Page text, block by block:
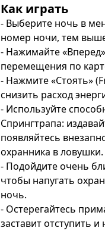
Как играть
- Выберите ночь в
номер ночи, тем
- Нажимайте
перемещения по
- Нажмите «Стоять»
снизить расход
- Используйте
Спрингтрапа:
появляйтесь
охранника в ловушки.
- Подойдите очень
чтобы напугать
ночь.
- Остерегайтесь
заставит отступить